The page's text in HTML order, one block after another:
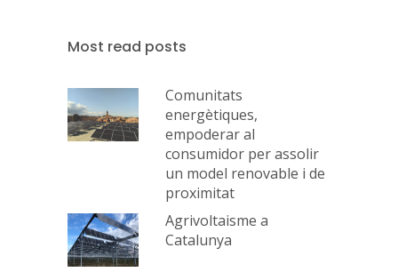
Most read posts
Comunitats
energètiques,
empoderar al
consumidor per assolir
un model renovable i de
proximitat
Agrivoltaisme a
Catalunya